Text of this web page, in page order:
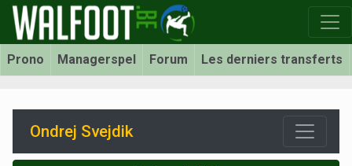
Prono Managerspel Forum Les derniers transferts
Ondrej Svejdik